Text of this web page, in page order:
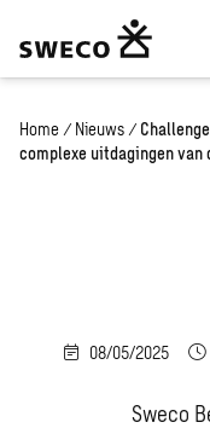
Home / Nieuws /
complexe uitdagingen van
08/05/2025
Sweco